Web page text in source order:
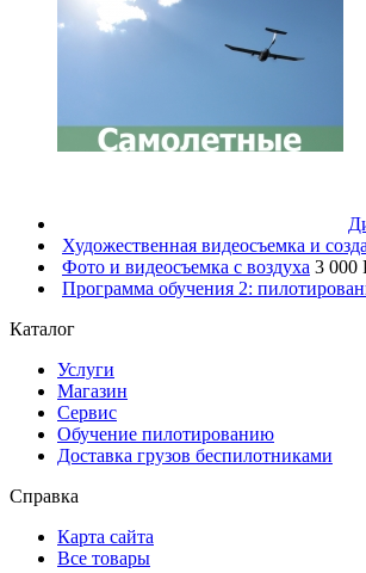
Художественная видеосъемка и
Фото и видеосъемка с воздуха 3 000
Программа обучения 2:
Каталог
Услуги
Магазин
Сервис
Обучение пилотированию
Доставка грузов беспилотниками
Справка
Карта сайта
Все товары